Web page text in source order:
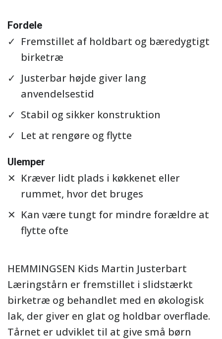
HEMMINGSEN Kids Martin Justerbart
Læringstårn er fremstillet i slidstærkt
birketræ og behandlet med en økologisk
lak, der giver en glat og holdbar overflade.
Tårnet er udviklet til at give små børn
Fordele
Fremstillet af holdbart og bæredygtigt
birketræ
Justerbar højde giver lang
anvendelsestid
Stabil og sikker konstruktion
Let at rengøre og flytte
Ulemper
Kræver lidt plads i køkkenet eller
rummet, hvor det bruges
Kan være tungt for mindre forældre at
flytte ofte